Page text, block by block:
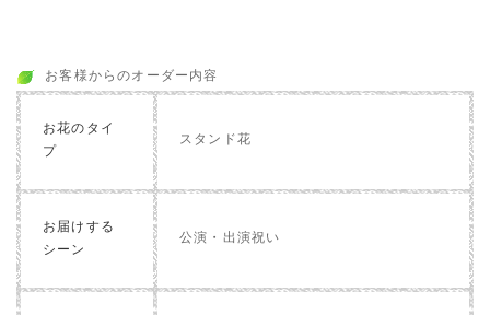
お客様からのオーダー内容
お花のタイ
プ
スタンド花
お届けする
シーン
公演・出演祝い